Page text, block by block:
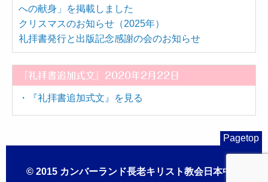
への献身」を掲載しました
クリスマスのお知らせ（2025年）
礼拝書発行と出版記念感謝の会のお知らせ
『礼拝書追加式文』2020年2月22日
・『礼拝書追加式文』を見る
Pagetop
© 2015 カンバーランド長老キリスト教会日本中会